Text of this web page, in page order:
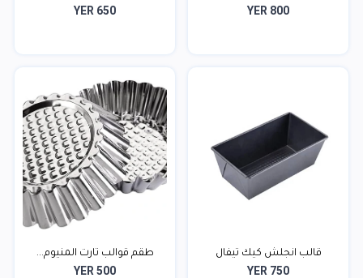
6...
YER 800
YER 650
قالب انجلش كيك تيفال
YER 750
طقم قوالب تارت المنيوم...
YER 500